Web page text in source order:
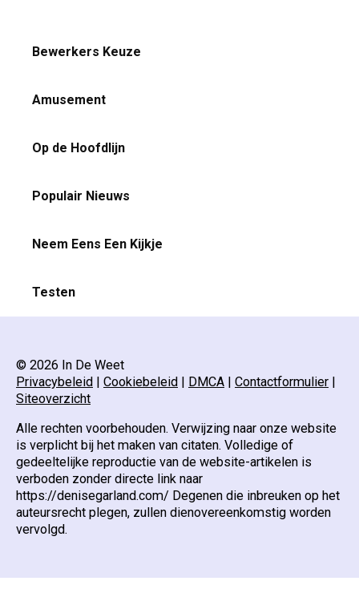
Bewerkers Keuze
Amusement
Op de Hoofdlijn
Populair Nieuws
Neem Eens Een Kijkje
Testen
© 2026 In De Weet
Privacybeleid | Cookiebeleid | DMCA | Contactformulier |
Siteoverzicht
Alle rechten voorbehouden. Verwijzing naar onze website
is verplicht bij het maken van citaten. Volledige of
gedeeltelijke reproductie van de website-artikelen is
verboden zonder directe link naar
https://denisegarland.com/ Degenen die inbreuken op het
auteursrecht plegen, zullen dienovereenkomstig worden
vervolgd.